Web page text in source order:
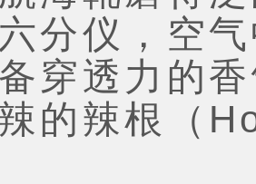
分仪，空
穿透力的
的辣根（